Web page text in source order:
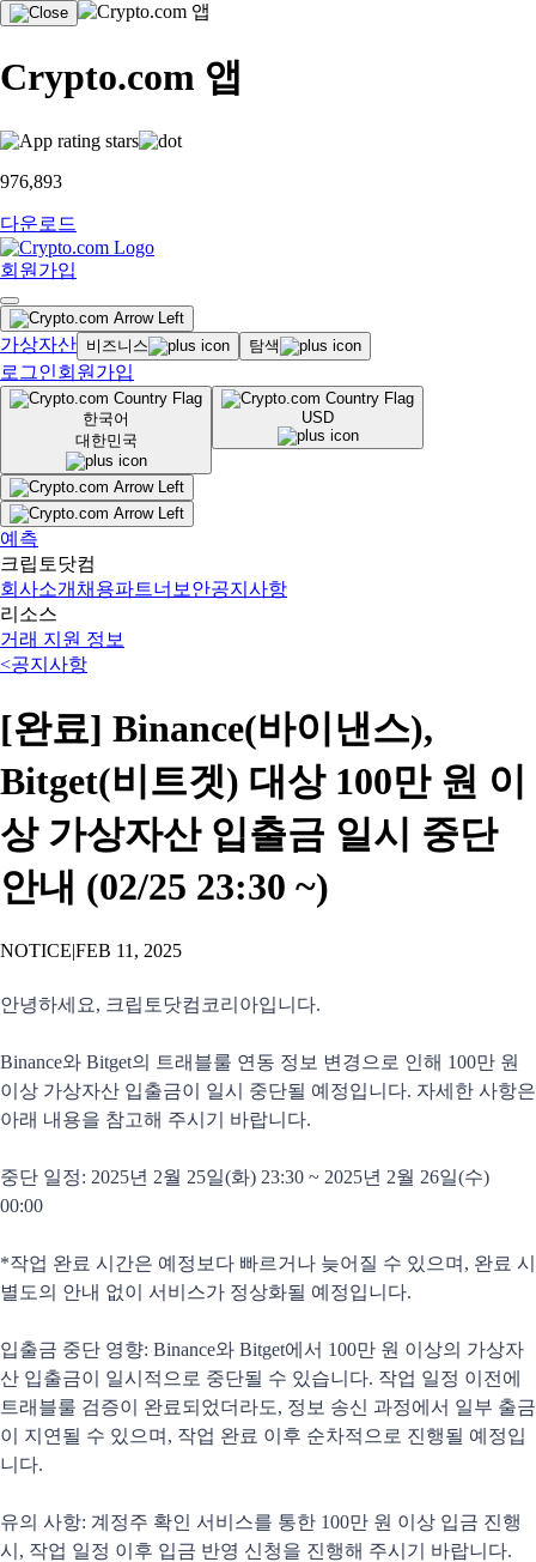
Crypto.com 앱
976,893
다운로드
회원가입
가상자산 비즈니스 탐색
로그인회원가입
한국어
대한민국
USD
예측
크립토닷컴
회사소개 채용파트너 보안공지사항
리소스
거래 지원 정보
<공지사항
[완료] Binance(바이낸스),
Bitget(비트겟) 대상 100만 원 이
상 가상자산 입출금 일시 중단
안내 (02/25 23:30 ~)
NOTICE|FEB 11, 2025
안녕하세요, 크립토닷컴코리아입니다.
Binance와 Bitget의 트래블룰 연동 정보 변경으로 인해 100만 원
이상 가상자산 입출금이 일시 중단될 예정입니다. 자세한 사항은
아래 내용을 참고해 주시기 바랍니다.
중단 일정: 2025년 2월 25일(화) 23:30 ~ 2025년 2월 26일(수)
00:00
*작업 완료 시간은 예정보다 빠르거나 늦어질 수 있으며, 완료 시
별도의 안내 없이 서비스가 정상화될 예정입니다.
입출금 중단 영향: Binance와 Bitget에서 100만 원 이상의 가상자
산 입출금이 일시적으로 중단될 수 있습니다. 작업 일정 이전에
트래블룰 검증이 완료되었더라도, 정보 송신 과정에서 일부 출금
이 지연될 수 있으며, 작업 완료 이후 순차적으로 진행될 예정입
니다.
유의 사항: 계정주 확인 서비스를 통한 100만 원 이상 입금 진행
시, 작업 일정 이후 입금 반영 신청을 진행해 주시기 바랍니다.